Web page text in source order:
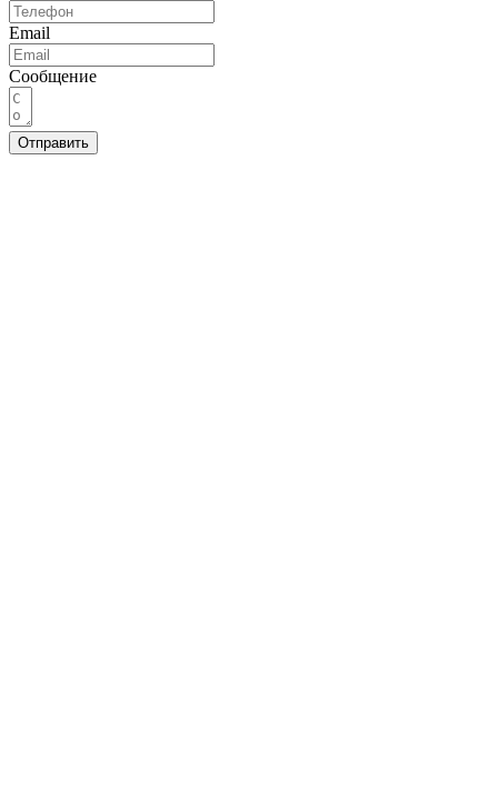
Email
Сообщение
Отправить